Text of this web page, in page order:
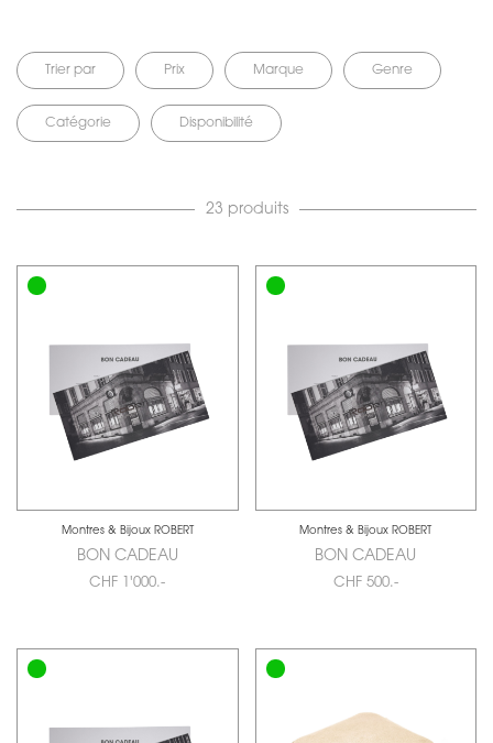
Trier par Prix Marque Genre
Catégorie Disponibilité
23 produits
Montres & Bijoux ROBERT
BON CADEAU
CHF 1'000.-
Montres & Bijoux ROBERT
BON CADEAU
CHF 500.-